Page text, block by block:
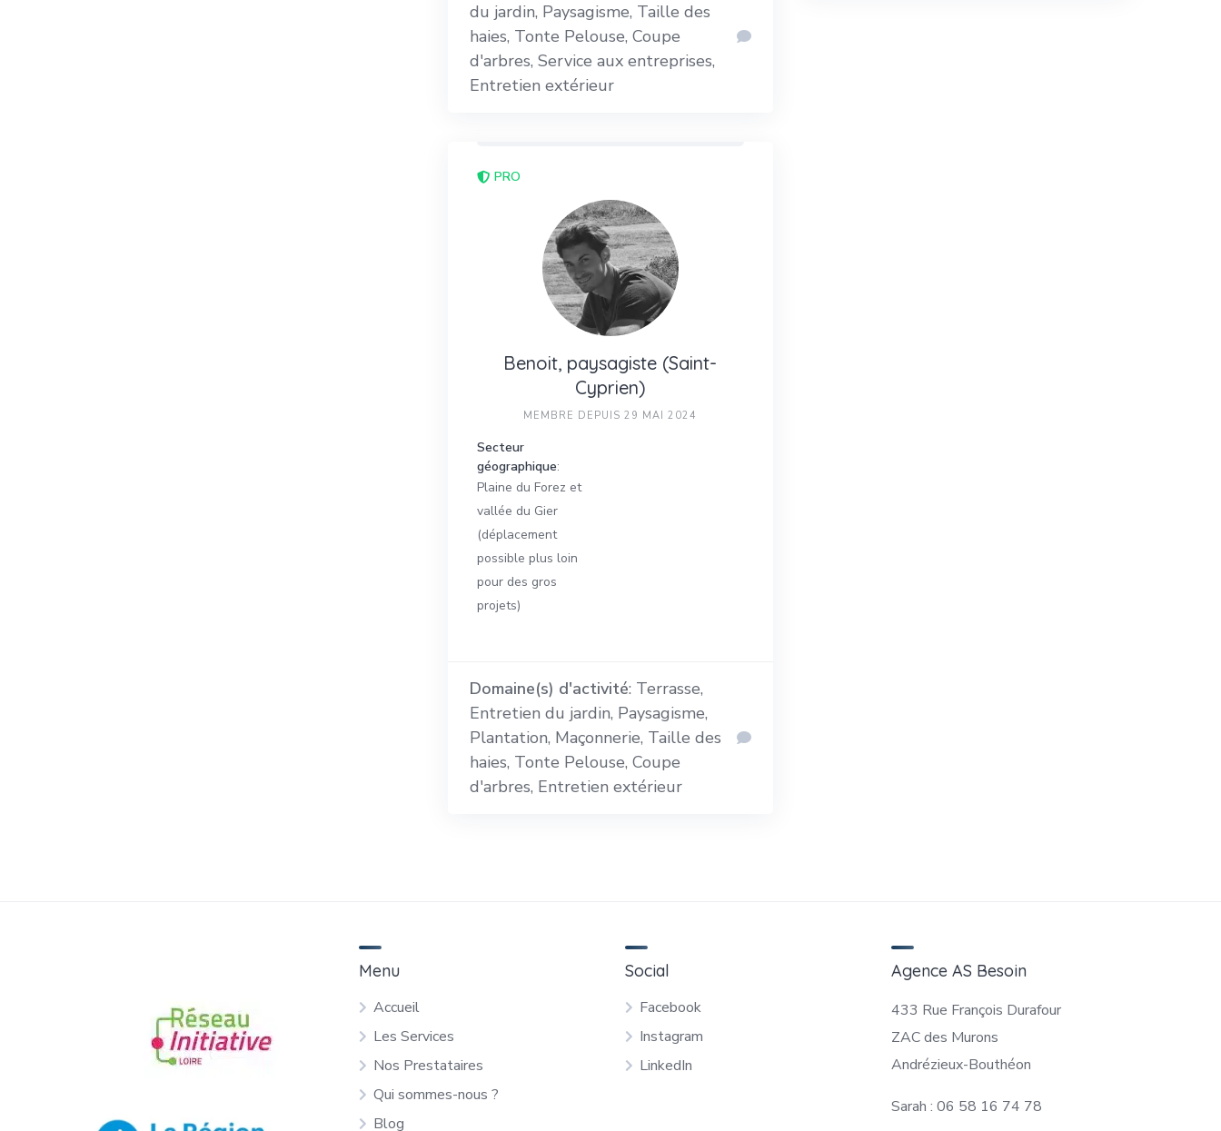
du jardin, Paysagisme, Taille des
haies, Tonte Pelouse, Coupe
d'arbres, Service aux entreprises,
Entretien extérieur
PRO
Benoit, paysagiste (Saint-
Cyprien)
MEMBRE DEPUIS 29 MAI 2024
Secteur
géographique:
Plaine du Forez et
vallée du Gier
(déplacement
possible plus loin
pour des gros
projets)
Domaine(s) d'activité: Terrasse,
Entretien du jardin, Paysagisme,
Plantation, Maçonnerie, Taille des
haies, Tonte Pelouse, Coupe
d'arbres, Entretien extérieur
Menu
Accueil
Les Services
Nos Prestataires
Qui sommes-nous ?
Blog
Social
Facebook
Instagram
LinkedIn
Agence AS Besoin
433 Rue François Durafour
ZAC des Murons
Andrézieux-Bouthéon
Sarah : 06 58 16 74 78